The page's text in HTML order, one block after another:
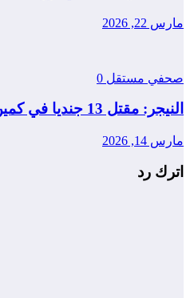
مارس 22, 2026
صحفي مستقل 0
النيجر: مقتل 13 جنديا في كمين لتنظيم الدولة الإسلامية قرب مدينة طاوا
مارس 14, 2026
اترك رد